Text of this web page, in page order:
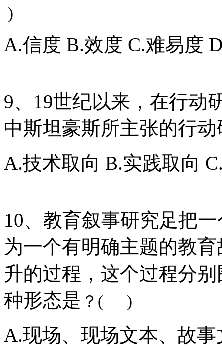
)
A.信度 B.效度 C.难易度
9、19世纪以来，在行动
中斯坦豪斯所主张的行
A.技术取向 B.实践取向
10、教育叙事研究足把
为一个有明确主题的教
升的过程，这个过程分
种形态是 ？( )
A.现场、现场文本、故